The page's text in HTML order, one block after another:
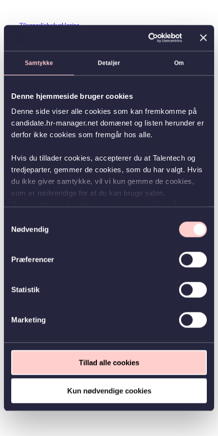
Samtykke Detaljer Om
Denne hjemmeside bruger cookies
Denne side viser alle cookies som kan fremkomme på
candidate.hr-manager.net domænet og listen herunder er
derfor ikke cookies som fremgår hos alle.
Hvis du tillader cookies, accepterer du at Talentech og
tredjeparter, gemmer de cookies, som du har valgt. Hvis
du ikke giver samtykke, vil vi kun gemme de cookies,
som er nødvendige for at du kan bruge siden.
Nødvendig
Præferencer
Statistik
Marketing
Tillad alle cookies
Kun nødvendige cookies
Tilgængelighedserklæring